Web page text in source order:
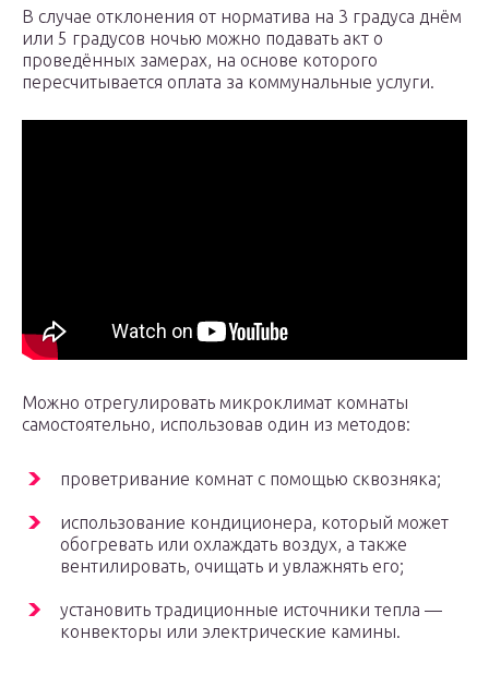
В случае отклонения от норматива на 3 градуса днём
или 5 градусов ночью можно подавать акт о
проведённых замерах, на основе которого
пересчитывается оплата за коммунальные услуги.
Можно отрегулировать микроклимат комнаты
самостоятельно, использовав один из методов:
проветривание комнат с помощью сквозняка;
использование кондиционера, который может
обогревать или охлаждать воздух, а также
вентилировать, очищать и увлажнять его;
установить традиционные источники тепла —
конвекторы или электрические камины.